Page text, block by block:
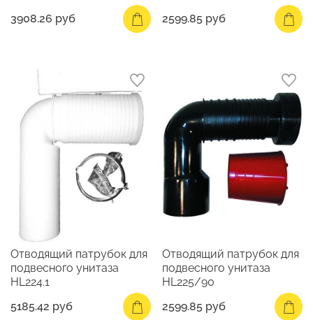
3908.26 руб
2599.85 руб
Отводящий патрубок для
подвесного унитаза
HL224.1
5185.42 руб
Отводящий патрубок для
подвесного унитаза
HL225/90
2599.85 руб